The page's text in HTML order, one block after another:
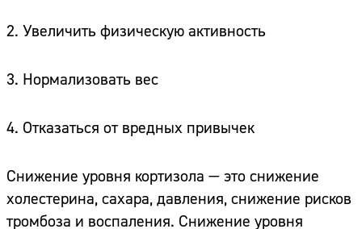
2. Увеличить физическую активность
3. Нормализовать вес
4. Отказаться от вредных привычек
Снижение уровня кортизола — это снижение
холестерина, сахара, давления, снижение рисков
тромбоза и воспаления. Снижение уровня